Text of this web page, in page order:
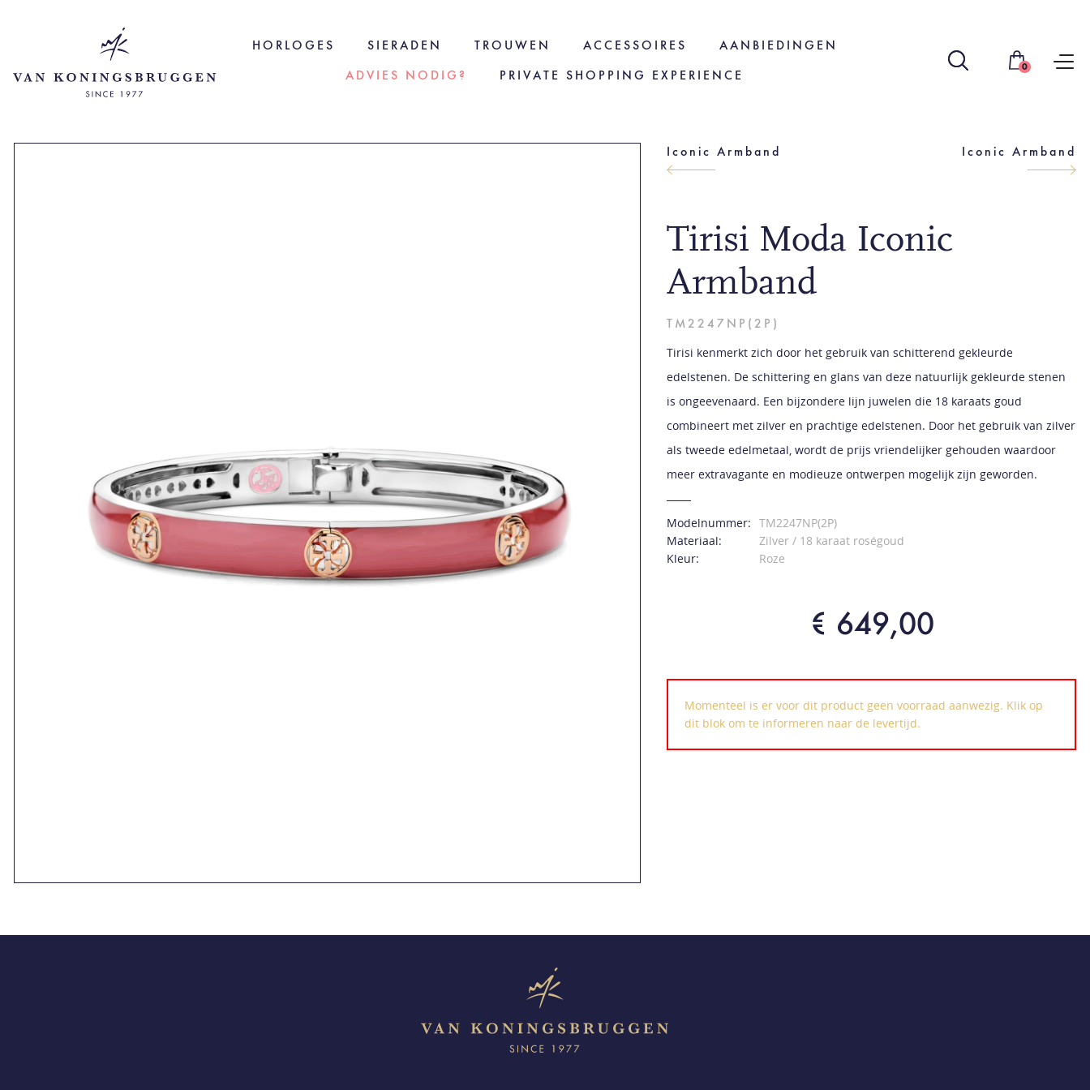
HORLOGES SIERADEN TROUWEN ACCESSOIRES
AANBIEDINGEN
ADVIES NODIG?
PRIVATE SHOPPING EXPERIENCE
0
Iconic Armband Iconic Armband
Tirisi Moda Iconic
Armband
TM2247NP(2P)
Tirisi kenmerkt zich door het gebruik van schitterend gekleurde
edelstenen. De schittering en glans van deze natuurlijk gekleurde stenen
is ongeevenaard. Een bijzondere lijn juwelen die 18 karaats goud
combineert met zilver en prachtige edelstenen. Door het gebruik van zilver
als tweede edelmetaal, wordt de prijs vriendelijker gehouden waardoor
meer extravagante en modieuze ontwerpen mogelijk zijn geworden.
Modelnummer:
TM2247NP(2P)
Materiaal:
Zilver / 18 karaat roségoud
Kleur:
Roze
€ 649,00
Momenteel is er voor dit product geen voorraad aanwezig. Klik op
dit blok om te informeren naar de levertijd.